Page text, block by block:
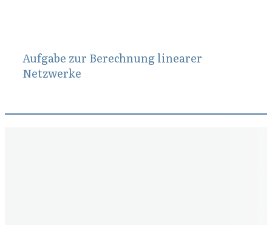
Aufgabe zur Berechnung linearer
Netzwerke